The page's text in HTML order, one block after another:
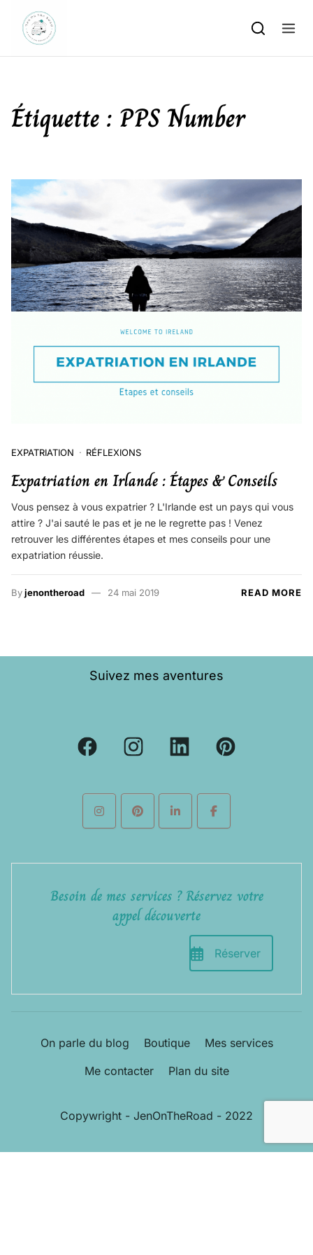
Skip to content
Étiquette : PPS Number
EXPATRIATION RÉFLEXIONS
Expatriation en Irlande : Étapes & Conseils
Vous pensez à vous expatrier ? L'Irlande est un pays qui vous
attire ? J'ai sauté le pas et je ne le regrette pas ! Venez
retrouver les différentes étapes et mes conseils pour une
expatriation réussie.
Byjenontheroad 24 mai 2019 READ MORE
Suivez mes aventures
Besoin de mes services ? Réservez votre
appel découverte
Réserver
On parle du blog Boutique
Mes services
Me contacter
Plan du site
Copywright - JenOnTheRoad - 2022